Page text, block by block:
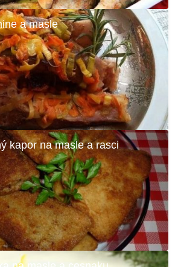
a masle
kapor na masle a rasci